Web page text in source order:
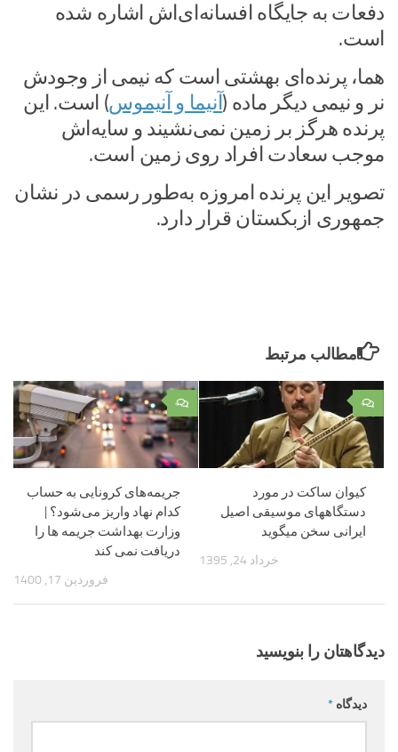
دفعات به جایگاه افسانه‌ای‌اش اشاره شده
است.
هما، پرنده‌ای بهشتی است که نیمی از وجودش
نر و نیمی دیگر ماده ( آنیما و آنیموس) است. این
پرنده هرگز بر زمین نمی‌نشیند و سایه‌اش
موجب سعادت افراد روی زمین است.
تصویر این پرنده امروزه به‌طور رسمی در نشان
جمهوری ازبکستان قرار دارد.
مطالب مرتبط
۰
جریمه‌های کرونایی به حساب
کدام نهاد واریز می‌شود؟ |
وزارت بهداشت جریمه ها را
دریافت نمی کند
فروردین 17, 1400
۰
کیوان ساکت در مورد
دستگاههای موسیقی اصیل
ایرانی سخن میگوید
خرداد 24, 1395
دیدگاهتان را بنویسید
دیدگاه *